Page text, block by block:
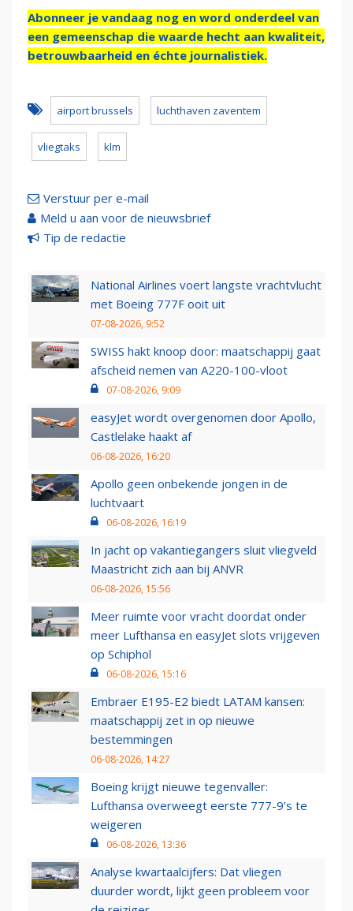
Abonneer je vandaag nog en word onderdeel van
een gemeenschap die waarde hecht aan kwaliteit,
betrouwbaarheid en échte journalistiek.
airport brussels luchthaven zaventem
vliegtaks klm
Verstuur per e-mail
Meld u aan voor de nieuwsbrief
Tip de redactie
National Airlines voert langste vrachtvlucht
met Boeing 777F ooit uit
07-08-2026, 9:52
SWISS hakt knoop door: maatschappij gaat
afscheid nemen van A220-100-vloot
07-08-2026, 9:09
easyJet wordt overgenomen door Apollo,
Castlelake haakt af
06-08-2026, 16:20
Apollo geen onbekende jongen in de
luchtvaart
06-08-2026, 16:19
In jacht op vakantiegangers sluit vliegveld
Maastricht zich aan bij ANVR
06-08-2026, 15:56
Meer ruimte voor vracht doordat onder
meer Lufthansa en easyJet slots vrijgeven
op Schiphol
06-08-2026, 15:16
Embraer E195-E2 biedt LATAM kansen:
maatschappij zet in op nieuwe
bestemmingen
06-08-2026, 14:27
Boeing krijgt nieuwe tegenvaller:
Lufthansa overweegt eerste 777-9’s te
weigeren
06-08-2026, 13:36
Analyse kwartaalcijfers: Dat vliegen
duurder wordt, lijkt geen probleem voor